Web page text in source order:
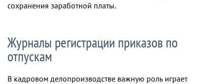
сохранения заработной платы.
Журналы регистрации приказов по
отпускам
В кадровом делопроизводстве важную роль играет